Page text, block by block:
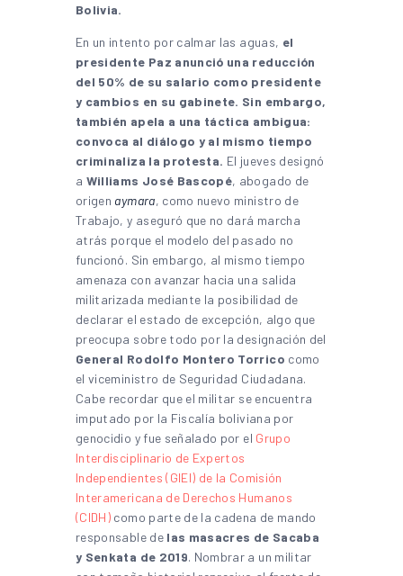
Bolivia.
En un intento por calmar las aguas, el
presidente Paz anunció una reducción
del 50% de su salario como presidente
y cambios en su gabinete. Sin embargo,
también apela a una táctica ambigua:
convoca al diálogo y al mismo tiempo
criminaliza la protesta. El jueves designó
a Williams José Bascopé, abogado de
origen aymara, como nuevo ministro de
Trabajo, y aseguró que no dará marcha
atrás porque el modelo del pasado no
funcionó. Sin embargo, al mismo tiempo
amenaza con avanzar hacia una salida
militarizada mediante la posibilidad de
declarar el estado de excepción, algo que
preocupa sobre todo por la designación del
General Rodolfo Montero Torrico como
el viceministro de Seguridad Ciudadana.
Cabe recordar que el militar se encuentra
imputado por la Fiscalía boliviana por
genocidio y fue señalado por el Grupo
Interdisciplinario de Expertos
Independientes (GIEI) de la Comisión
Interamericana de Derechos Humanos
(CIDH) como parte de la cadena de mando
responsable de las masacres de Sacaba
y Senkata de 2019. Nombrar a un militar